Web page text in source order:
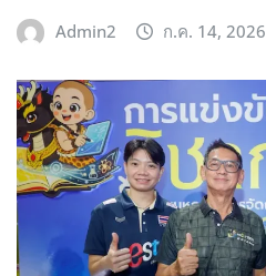
Admin2 ก.ค. 14, 2026